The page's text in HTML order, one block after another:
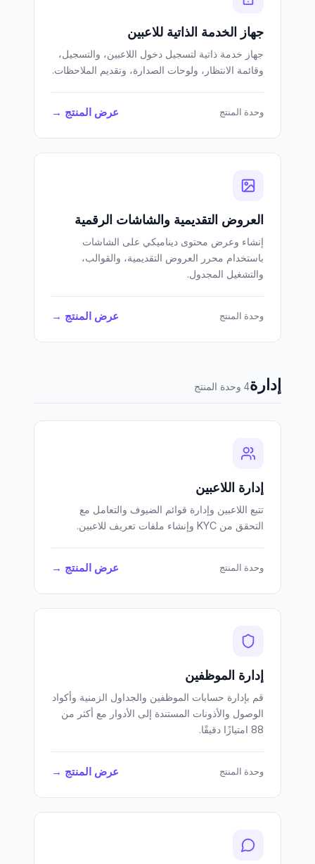
جهاز الخدمة الذاتية للاعبين
جهاز خدمة ذاتية لتسجيل دخول اللاعبين، والتسجيل،
وقائمة الانتظار، ولوحات الصدارة، وتقديم الملاحظات.
وحدة المنتج عرض المنتج →
العروض التقديمية والشاشات الرقمية
إنشاء وعرض محتوى ديناميكي على الشاشات
باستخدام محرر العروض التقديمية، والقوالب،
والتشغيل المجدول.
وحدة المنتج عرض المنتج →
إدارة4 وحدة المنتج
إدارة اللاعبين
تتبع اللاعبين وإدارة قوائم الضيوف والتعامل مع
التحقق من KYC وإنشاء ملفات تعريف للاعبين.
وحدة المنتج عرض المنتج →
إدارة الموظفين
قم بإدارة حسابات الموظفين والجداول الزمنية وأكواد
الوصول والأذونات المستندة إلى الأدوار مع أكثر من
88 امتيازًا دقيقًا.
وحدة المنتج عرض المنتج →